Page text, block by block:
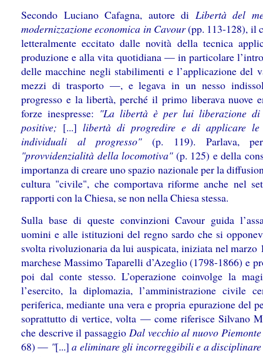
Secondo Luciano Cafagna, autore di Libertà del
modernizzazione economica in Cavour(pp. 113-128), il
letteralmente eccitato dalle novità della tecnica
produzione e alla vita quotidiana — in particolare
delle macchine negli stabilimenti e l’applicazione del
mezzi di trasporto —, e legava in un nesso
progresso e la libertà, perché il primo liberava nuove
forze inespresse: "La libertà è per lui liberazione di
positive; [...] libertà di progredire e di applicare le
individuali al progresso"(p. 119). Parlava,
"provvidenzialità della locomotiva"(p. 125) e della
importanza di creare uno spazio nazionale per la
cultura "civile", che comportava riforme anche nel
rapporti con la Chiesa, se non nella Chiesa stessa.
Sulla base di queste convinzioni Cavour guida
uomini e alle istituzioni del regno sardo che si
svolta rivoluzionaria da lui auspicata, iniziata nel marzo
marchese Massimo Taparelli d’Azeglio (1798-1866) e
poi dal conte stesso. L’operazione coinvolge la
l’esercito, la diplomazia, l’amministrazione civile
periferica, mediante una vera e propria epurazione del
soprattutto di vertice, volta — come riferisce Silvano
che descrive il passaggio Dal vecchio al nuovo
68) — "[...]a eliminare gli incorreggibili e a